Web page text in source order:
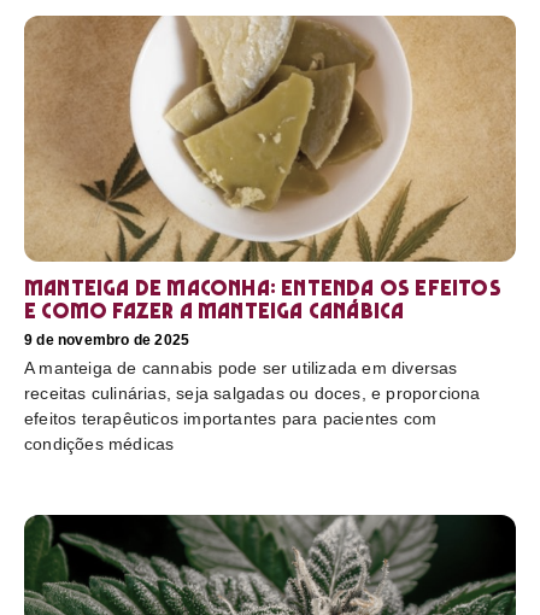
Manteiga de maconha: entenda os efeitos
e como fazer a manteiga canábica
9 de novembro de 2025
A manteiga de cannabis pode ser utilizada em diversas
receitas culinárias, seja salgadas ou doces, e proporciona
efeitos terapêuticos importantes para pacientes com
condições médicas